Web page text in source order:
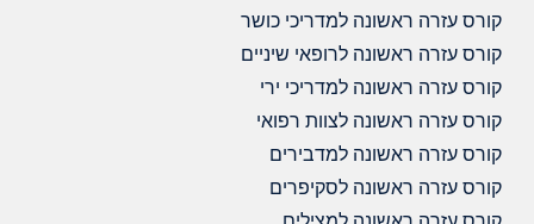
קורס עזרה ראשונה למדריכי כושר
קורס עזרה ראשונה לרופאי שיניים
קורס עזרה ראשונה למדריכי ירי
קורס עזרה ראשונה לצוות רפואי
קורס עזרה ראשונה למדבירים
קורס עזרה ראשונה לסקיפרים